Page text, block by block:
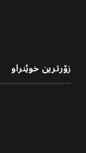
زۆرترین خوێنراو